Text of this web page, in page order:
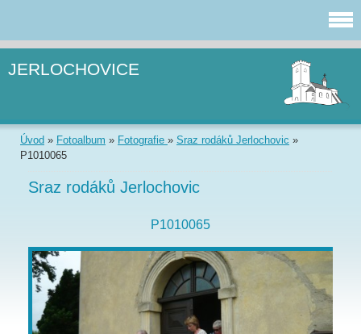
JERLOCHOVICE
Úvod » Fotoalbum » Fotografie » Sraz rodáků Jerlochovic »
P1010065
Sraz rodáků Jerlochovic
P1010065